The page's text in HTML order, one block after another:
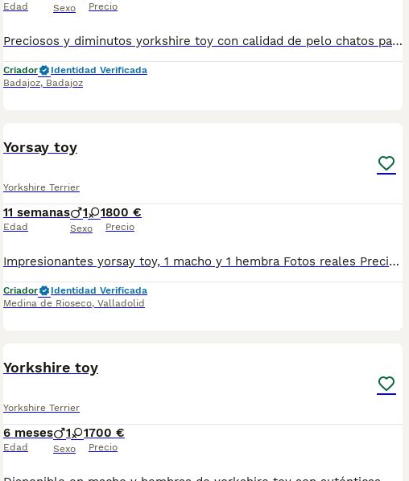
Edad Sexo Precio
Preciosos y diminutos yorkshire toy con calidad de pelo chatos patas cortas super super miniatura de adulto no superan los dos kilos hacemos envío a cualquier provincia se puede pagar totalmente a contrareembolso se entregan desparasitados vacunados pasaporte y microchip para más información y vídeos contactar al teléfono 600881366 precio desde 600..
Criador
Identidad Verificada
Badajoz, Badajoz
Yorsay toy
Yorkshire Terrier
11 semanas
Edad
1 1
Sexo
800 €
Precio
Impresionantes yorsay toy, 1 macho y 1 hembra Fotos reales Precios reales SIN ENGAÑOS EL MACHO 800 Y LA HEMBRA 1100
Criador
Identidad Verificada
Medina de Rioseco, Valladolid
Yorkshire toy
Yorkshire Terrier
6 meses
Edad
1 1
Sexo
700 €
Precio